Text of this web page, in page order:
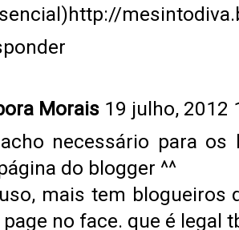
Morais 19 julho, 2012
necessário para os
do blogger ^^
mais tem blogueiros
no face. que é legal